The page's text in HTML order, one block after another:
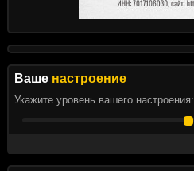
Ваше настроение
Укажите уровень вашего настроения: